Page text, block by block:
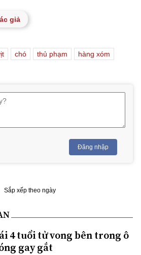
giả
chó thủ phạm hàng xóm
Đăng nhập
Sắp xếp theo ngày
4 tuổi tử vong bên trong ô
gay gắt